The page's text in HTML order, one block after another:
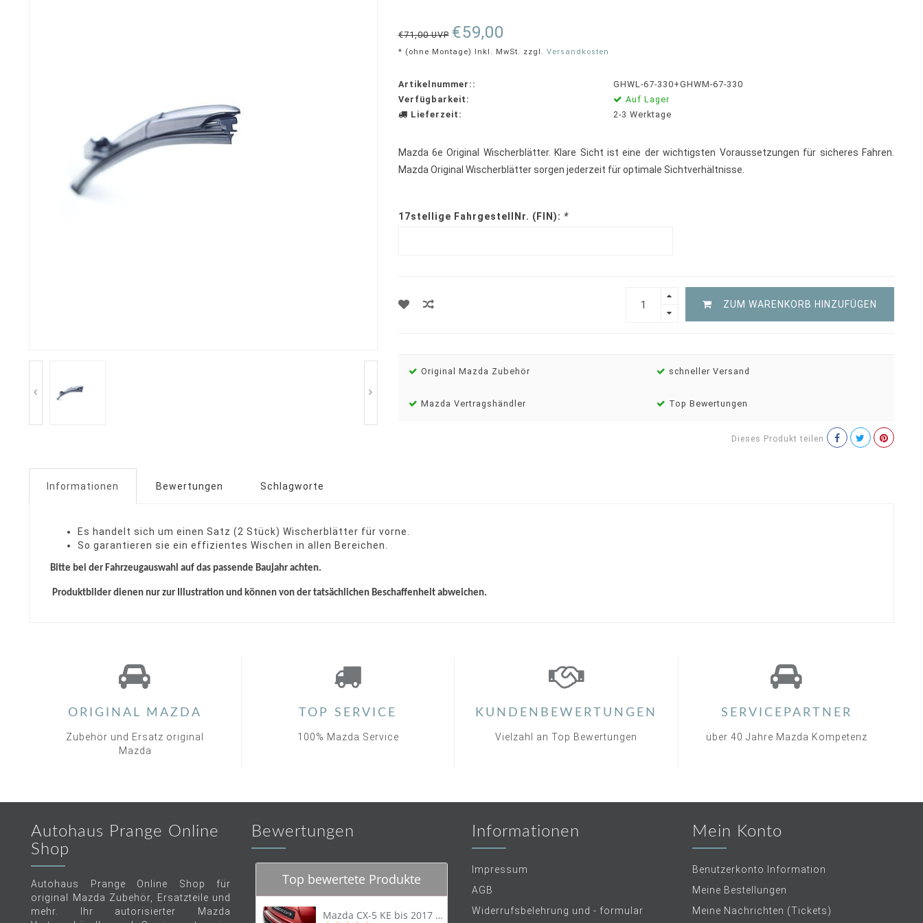
€71,00 UVP €59,00
* (ohne Montage) Inkl. MwSt. zzgl. Versandkosten
Artikelnummer::
GHWL-67-330+GHWM-67-330
Verfügbarkeit:
Auf Lager
Lieferzeit:
2-3 Werktage
Mazda 6e Original Wischerblätter. Klare Sicht ist eine der wichtigsten Voraussetzungen für sicheres Fahren.
Mazda Original Wischerblätter sorgen jederzeit für optimale Sichtverhältnisse.
17stellige FahrgestellNr. (FIN): *
ZUM WARENKORB HINZUFÜGEN
Original Mazda Zubehör schneller Versand
Mazda Vertragshändler Top Bewertungen
Dieses Produkt teilen
Informationen Bewertungen Schlagworte
Es handelt sich um einen Satz (2 Stück) Wischerblätter für vorne.
So garantieren sie ein effizientes Wischen in allen Bereichen.
Bitte bei der Fahrzeugauswahl auf das passende Baujahr achten.
Produktbilder dienen nur zur Illustration und können von der tatsächlichen Beschaffenheit abweichen.
ORIGINAL MAZDA
Zubehör und Ersatz original
Mazda
TOP SERVICE
100% Mazda Service
KUNDENBEWERTUNGEN
Vielzahl an Top Bewertungen
SERVICEPARTNER
über 40 Jahre Mazda Kompetenz
Autohaus Prange Online
Shop
Autohaus Prange Online Shop für
original Mazda Zubehör, Ersatzteile und
mehr. Ihr autorisierter Mazda
Bewertungen
Top bewertete Produkte
Mazda CX-5 KE bis 2017 Trittschutzleiste Edelstahl original
Informationen
Impressum
AGB
Widerrufsbelehrung und - formular
Mein Konto
Benutzerkonto Information
Meine Bestellungen
Meine Nachrichten (Tickets)